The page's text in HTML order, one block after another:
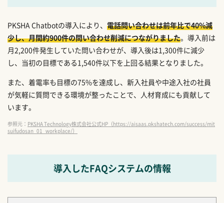
PKSHA Chatbotの導入により、 電話問い合わせは前年比で40%減
少し、月間約900件の問い合わせ削減につながりました。導入前は
月2,200件発生していた問い合わせが、導入後は1,300件に減少
し、当初の目標である1,540件以下を上回る結果となりました。
また、着電率も目標の75%を達成し、新入社員や中途入社の社員
が気軽に質問できる環境が整ったことで、人材育成にも貢献して
います。
参照元： PKSHA Technology株式会社公式HP（https://aisaas.pkshatech.com/success/mit
suifudosan_01_workplace/）
導入したFAQシステムの情報